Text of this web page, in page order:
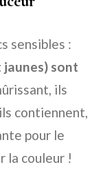
sensibles :
sont
ils
contiennent,
pour le
la couleur !